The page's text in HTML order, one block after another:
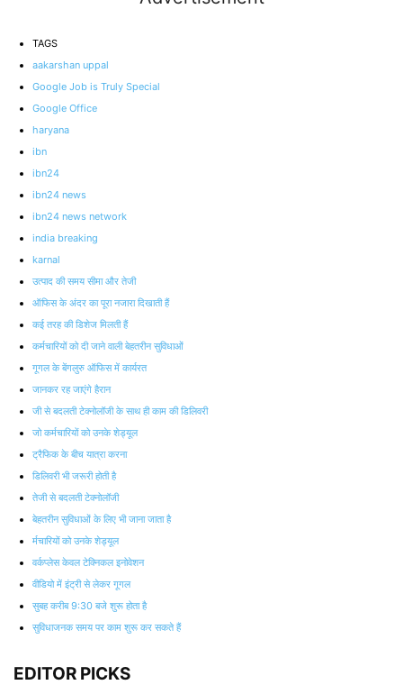
TAGS
aakarshan uppal
Google Job is Truly Special
Google Office
haryana
ibn
ibn24
ibn24 news
ibn24 news network
india breaking
karnal
उत्पाद की समय सीमा और तेजी
ऑफ‍िस के अंदर का पूरा नजारा दिखाती हैं
कई तरह की डिशेज मिलती हैं
कर्मचारियों को दी जाने वाली बेहतरीन सुविधाओं
गूगल के बेंगलुरु ऑफिस में कार्यरत
जानकर रह जाएंगे हैरान
जी से बदलती टेक्‍नोलॉजी के साथ ही काम की डिलिवरी
जो कर्मचारियों को उनके शेड्यूल
ट्रैफिक के बीच यात्रा करना
डिलिवरी भी जरूरी होती है
तेजी से बदलती टेक्‍नोलॉजी
बेहतरीन सुविधाओं के लिए भी जाना जाता है
र्मचारियों को उनके शेड्यूल
वर्कप्लेस केवल टेक्‍निकल इनोवेशन
वीडियो में इंट्री से लेकर गूगल
सुबह करीब 9:30 बजे शुरू होता है
सुविधाजनक समय पर काम शुरू कर सकते हैं
EDITOR PICKS